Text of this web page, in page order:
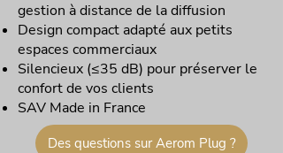
gestion à distance de la diffusion
Design compact adapté aux petits
espaces commerciaux
Silencieux (≤35 dB) pour préserver le
confort de vos clients
SAV Made in France
Des questions sur Aerom Plug ?